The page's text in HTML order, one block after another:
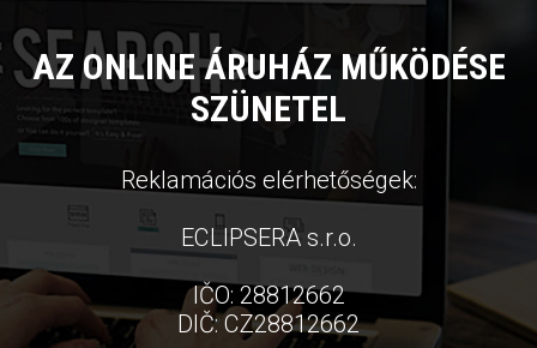
AZ ONLINE ÁRUHÁZ MŰKÖDÉSE
SZÜNETEL
Reklamációs elérhetőségek:
ECLIPSERA s.r.o.
IČO: 28812662
DIČ: CZ28812662